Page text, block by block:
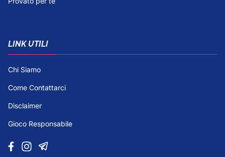
LINK UTILI
Chi Siamo
Come Contattarci
Disclaimer
Gioco Responsabile